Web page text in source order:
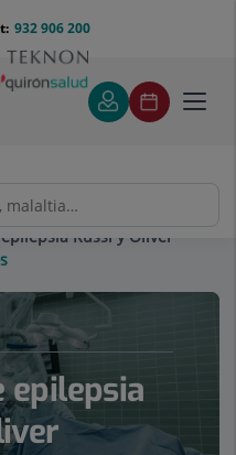
932 906 200
Russi y Oliver
epilepsia